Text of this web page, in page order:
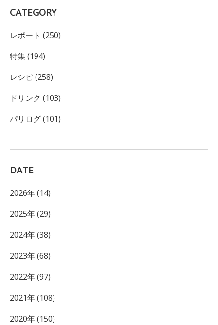
CATEGORY
レポート (250)
特集 (194)
レシピ (258)
ドリンク (103)
パリログ (101)
DATE
2026年 (14)
2025年 (29)
2024年 (38)
2023年 (68)
2022年 (97)
2021年 (108)
2020年 (150)